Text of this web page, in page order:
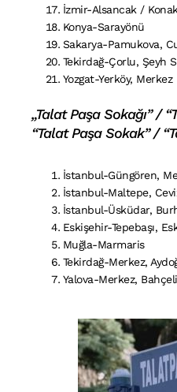
İzmir-Alsancak /
Konya-Sarayönü
Sakarya-Pamukova,
Tekirdağ-Çorlu, Şeyh
Yozgat-Yerköy, Merkez
„Talat Paşa Sokağı” /
“Talat Paşa Sokak” /
İstanbul-Güngören,
İstanbul-Maltepe,
İstanbul-Üsküdar,
Eskişehir-Tepebaşı,
Muğla-Marmaris
Tekirdağ-Merkez,
Yalova-Merkez,